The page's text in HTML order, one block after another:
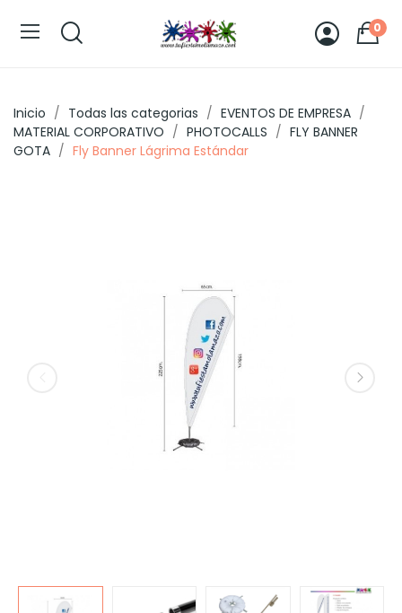
0
Inicio Todas las categorias
EVENTOS DE EMPRESA
MATERIAL CORPORATIVO
PHOTOCALLS
FLY BANNER
GOTA
Fly Banner Lágrima Estándar